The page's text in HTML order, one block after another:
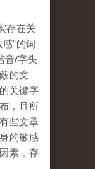
存在关
”的词
音/字头
的文
关键字
，且所
些文章
的敏感
素，存